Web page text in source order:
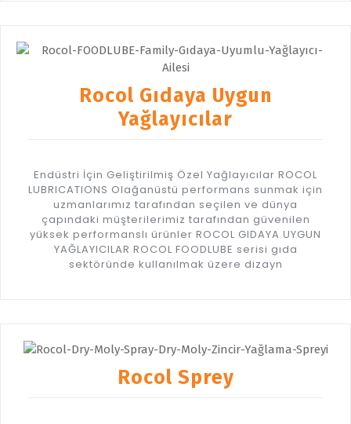
Rocol Gıdaya Uygun
Yağlayıcılar
Endüstri İçin Geliştirilmiş Özel Yağlayıcılar ROCOL
LUBRICATIONS Olağanüstü performans sunmak için
uzmanlarımız tarafından seçilen ve dünya
çapındaki müşterilerimiz tarafından güvenilen
yüksek performanslı ürünler ROCOL GIDAYA UYGUN
YAĞLAYICILAR ROCOL FOODLUBE serisi gıda
sektöründe kullanılmak üzere dizayn
Rocol Sprey